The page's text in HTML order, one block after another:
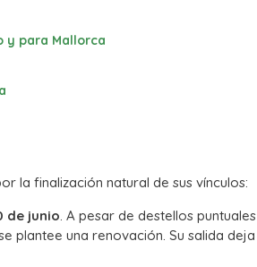
y para Mallorca
la finalización natural de sus vínculos:
de junio. A pesar de destellos puntuales
plantee una renovación. Su salida deja